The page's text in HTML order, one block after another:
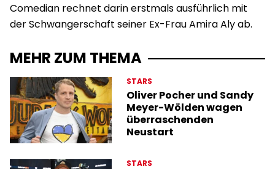
Comedian rechnet darin erstmals ausführlich mit
der Schwangerschaft seiner Ex-Frau Amira Aly ab.
MEHR ZUM THEMA
STARS
Oliver Pocher und Sandy
Meyer-Wölden wagen
überraschenden
Neustart
STARS